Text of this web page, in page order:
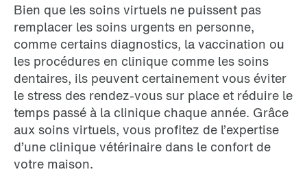
Bien que les soins virtuels ne puissent pas
remplacer les soins urgents en personne,
comme certains diagnostics, la vaccination ou
les procédures en clinique comme les soins
dentaires, ils peuvent certainement vous éviter
le stress des rendez-vous sur place et réduire le
temps passé à la clinique chaque année. Grâce
aux soins virtuels, vous profitez de l’expertise
d’une clinique vétérinaire dans le confort de
votre maison.